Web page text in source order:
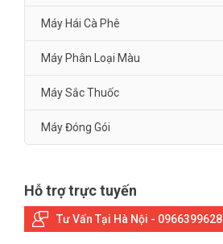
Máy Hái Cà Phê
Máy Phân Loại Màu
Máy Sắc Thuốc
Máy Đóng Gói
Hỗ trợ trực tuyến
Tư Vấn Tại Hà Nội - 0966399628